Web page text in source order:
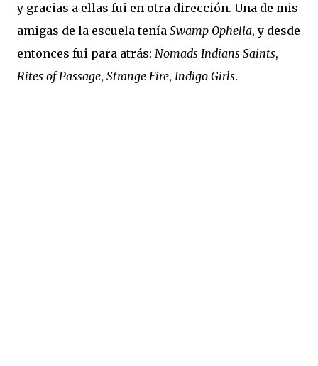
y gracias a ellas fui en otra dirección. Una de mis
amigas de la escuela tenía Swamp Ophelia, y desde
entonces fui para atrás: Nomads Indians Saints,
Rites of Passage, Strange Fire, Indigo Girls.